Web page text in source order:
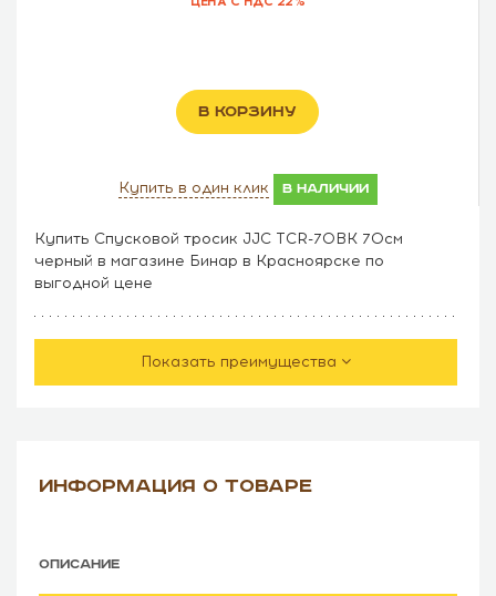
В КОРЗИНУ
Купить в один клик в наличии
Купить Спусковой тросик JJC TCR-70BK 70см
черный в магазине Бинар в Красноярске по
выгодной цене
Показать преимущества
ИНФОРМАЦИЯ О ТОВАРЕ
ОПИСАНИЕ